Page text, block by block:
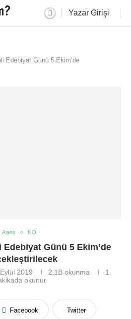
Yazar Girişi
Edebiyat Günü 5 Ekim’de
Ajans NO!
Edebiyat Günü 5 Ekim’de
2019 2,1B okunma
1
okunur
Facebook Twitter